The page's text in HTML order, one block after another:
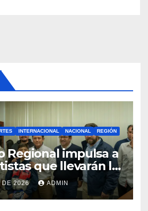
INTERNACIONAL NACIONAL
REGIÓN
Regional impulsa a
que llevarán la
a
DE 2026 ADMIN